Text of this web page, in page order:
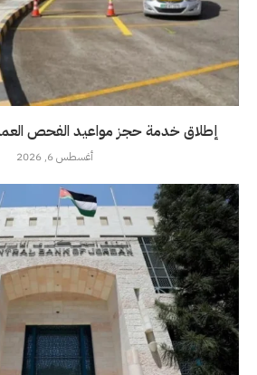
إطلاق خدمة حجز مواعيد الفحص
أغسطس 6, 2026